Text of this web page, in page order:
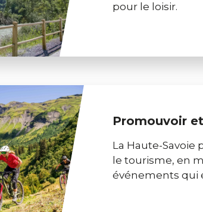
pour le loisir.
Promouvoir
La Haute-
le tourisme, en
événements qui